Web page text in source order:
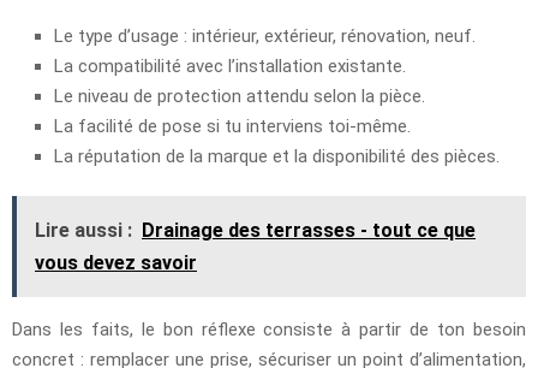
Le type d’usage : intérieur, extérieur, rénovation, neuf.
La compatibilité avec l’installation existante.
Le niveau de protection attendu selon la pièce.
La facilité de pose si tu interviens toi-même.
La réputation de la marque et la disponibilité des pièces.
Lire aussi : Drainage des terrasses - tout ce que
vous devez savoir
Dans les faits, le bon réflexe consiste à partir de ton besoin
concret : remplacer une prise, sécuriser un point d’alimentation,